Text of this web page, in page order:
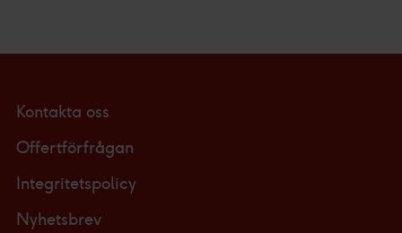
Kontakta oss
Offertförfrågan
Integritetspolicy
Nyhetsbrev